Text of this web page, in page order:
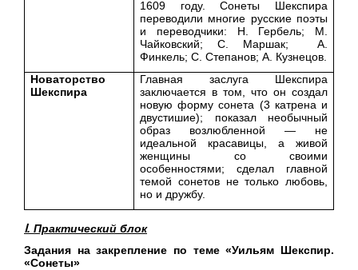
1609 году. Сонеты Шекспира
переводили многие русские поэты
и переводчики: Н. Гербель; М.
Чайковский; С. Маршак; А.
Финкель; С. Степанов; А. Кузнецов.
Новаторство
Шекспира
Главная заслуга Шекспира
заключается в том, что он создал
новую форму сонета (3 катрена и
двустишие); показал необычный
образ возлюбленной — не
идеальной красавицы, а живой
женщины со своими
особенностями; сделал главной
темой сонетов не только любовь,
но и дружбу.
Ⅰ. Практический блок
Задания на закрепление по теме «Уильям Шекспир.
«Сонеты»